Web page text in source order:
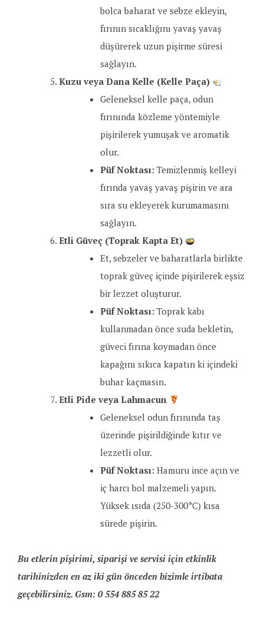
bolca baharat ve sebze ekleyin,
fırının sıcaklığını yavaş yavaş
düşürerek uzun pişirme süresi
sağlayın.
Kuzu veya Dana Kelle (Kelle Paça)
Geleneksel kelle paça, odun
fırınında közleme yöntemiyle
pişirilerek yumuşak ve aromatik
olur.
Püf Noktası:Temizlenmiş kelleyi
fırında yavaş yavaş pişirin ve ara
sıra su ekleyerek kurumamasını
sağlayın.
Etli Güveç (Toprak Kapta Et)
Et, sebzeler ve baharatlarla birlikte
toprak güveç içinde pişirilerek eşsiz
bir lezzet oluşturur.
Püf Noktası:Toprak kabı
kullanmadan önce suda bekletin,
güveci fırına koymadan önce
kapağını sıkıca kapatın ki içindeki
buhar kaçmasın.
Etli Pide veya Lahmacun
Geleneksel odun fırınında taş
üzerinde pişirildiğinde kıtır ve
lezzetli olur.
Püf Noktası:Hamuru ince açın ve
iç harcı bol malzemeli yapın.
Yüksek ısıda (250-300°C) kısa
sürede pişirin.
Bu etlerin pişirimi, siparişi ve servisi için etkinlik
tarihinizden en az iki gün önceden bizimle irtibata
geçebilirsiniz. Gsm: 0 554 885 85 22